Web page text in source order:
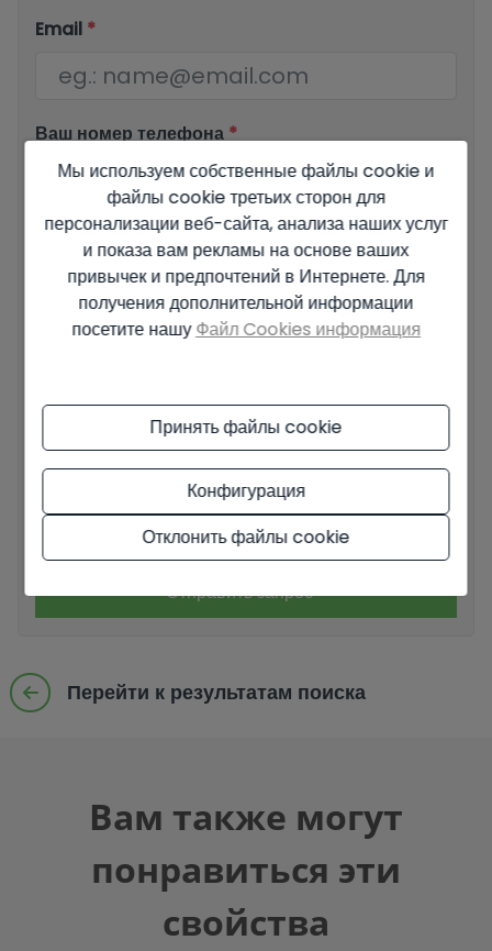
Email *
Ваш номер телефона *
Ваше сообщение
регламента по защите данных (EU) 2016/679 (GDPR).
Я прочитал и принялОфициальное уведомлениеиПолитику
Я принимаю коммерческие рассылки
Отправить запрос
Перейти к результатам поиска
Вам также могут
понравиться эти
свойства
Мы используем собственные файлы cookie и
файлы cookie третьих сторон для
персонализации веб-сайта, анализа наших услуг
и показа вам рекламы на основе ваших
привычек и предпочтений в Интернете. Для
получения дополнительной информации
посетите нашуФайл Cookies информация
Принять файлы cookie
Конфигурация
Отклонить файлы cookie